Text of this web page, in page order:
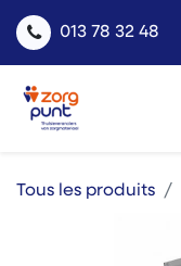
013 78 32 48
Tous les produits